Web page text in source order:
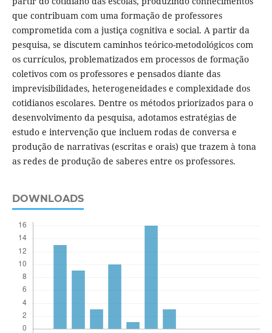
que contribuam com uma formação de professores
comprometida com a justiça cognitiva e social. A partir da
pesquisa, se discutem caminhos teórico-metodológicos com
os currículos, problematizados em processos de formação
coletivos com os professores e pensados diante das
imprevisibilidades, heterogeneidades e complexidade dos
cotidianos escolares. Dentre os métodos priorizados para o
desenvolvimento da pesquisa, adotamos estratégias de
estudo e intervenção que incluem rodas de conversa e
produção de narrativas (escritas e orais) que trazem à tona
as redes de produção de saberes entre os professores.
DOWNLOADS